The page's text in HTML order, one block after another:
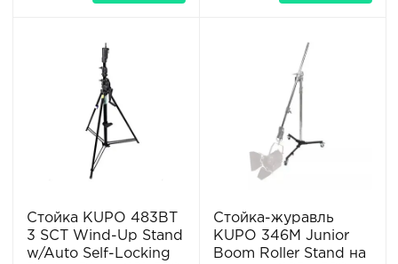
Стойка KUPO 483BT
3 SCT Wind-Up Stand
w/Auto Self-Locking
Стойка-журавль
KUPO 346M Junior
Boom Roller Stand на